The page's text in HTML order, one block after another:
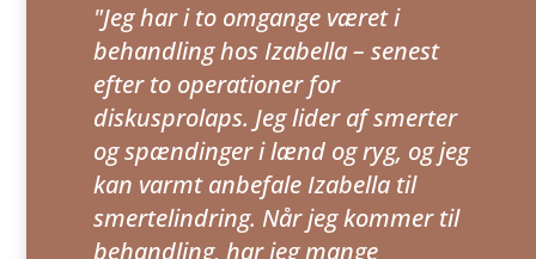
"Jeg har i to omgange været i
behandling hos Izabella – senest
efter to operationer for
diskusprolaps. Jeg lider af smerter
og spændinger i lænd og ryg, og jeg
kan varmt anbefale Izabella til
smertelindring. Når jeg kommer til
behandling, har jeg mange